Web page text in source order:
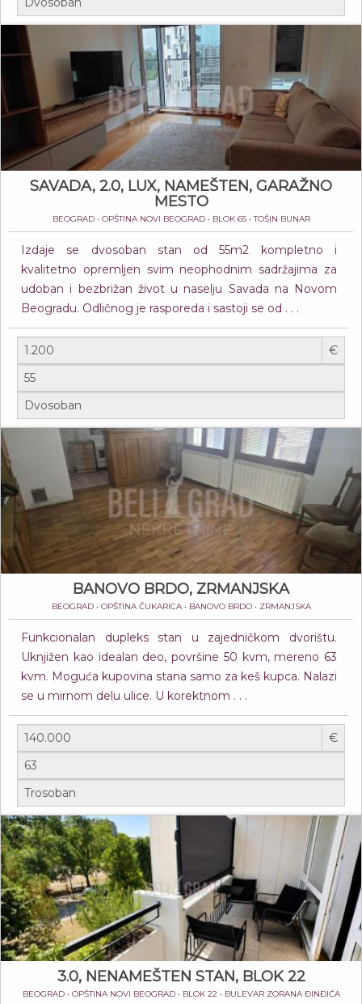
SAVADA, 2.0, LUX, NAMEŠTEN, GARAŽNO
MESTO
BEOGRAD • OPŠTINA NOVI BEOGRAD • BLOK 65 • TOŠIN BUNAR
Izdaje se dvosoban stan od 55m2 kompletno i
kvalitetno opremljen svim neophodnim sadržajima za
udoban i bezbrižan život u naselju Savada na Novom
Beogradu. Odličnog je rasporeda i sastoji se od . . .
€
BANOVO BRDO, ZRMANJSKA
BEOGRAD • OPŠTINA ČUKARICA • BANOVO BRDO • ZRMANJSKA
Funkcionalan dupleks stan u zajedničkom dvorištu.
Uknjižen kao idealan deo, površine 50 kvm, mereno 63
kvm. Moguća kupovina stana samo za keš kupca. Nalazi
se u mirnom delu ulice. U korektnom . . .
€
3.0, NENAMEŠTEN STAN, BLOK 22
BEOGRAD • OPŠTINA NOVI BEOGRAD • BLOK 22 • BULEVAR ZORANA ĐINĐIĆA